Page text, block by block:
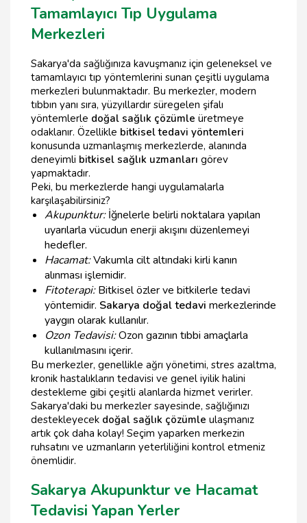
Tamamlayıcı Tıp Uygulama
Merkezleri
Sakarya'da sağlığınıza kavuşmanız için geleneksel ve
tamamlayıcı tıp yöntemlerini sunan çeşitli uygulama
merkezleri bulunmaktadır. Bu merkezler, modern
tıbbın yanı sıra, yüzyıllardır süregelen şifalı
yöntemlerle doğal sağlık çözümle üretmeye
odaklanır. Özellikle bitkisel tedavi yöntemleri
konusunda uzmanlaşmış merkezlerde, alanında
deneyimli bitkisel sağlık uzmanları görev
yapmaktadır.
Peki, bu merkezlerde hangi uygulamalarla
karşılaşabilirsiniz?
Akupunktur:İğnelerle belirli noktalara yapılan
uyarılarla vücudun enerji akışını düzenlemeyi
hedefler.
Hacamat:Vakumla cilt altındaki kirli kanın
alınması işlemidir.
Fitoterapi:Bitkisel özler ve bitkilerle tedavi
yöntemidir. Sakarya doğal tedavi merkezlerinde
yaygın olarak kullanılır.
Ozon Tedavisi:Ozon gazının tıbbi amaçlarla
kullanılmasını içerir.
Bu merkezler, genellikle ağrı yönetimi, stres azaltma,
kronik hastalıkların tedavisi ve genel iyilik halini
destekleme gibi çeşitli alanlarda hizmet verirler.
Sakarya'daki bu merkezler sayesinde, sağlığınızı
destekleyecek doğal sağlık çözümle ulaşmanız
artık çok daha kolay! Seçim yaparken merkezin
ruhsatını ve uzmanların yeterliliğini kontrol etmeniz
önemlidir.
Sakarya Akupunktur ve Hacamat
Tedavisi Yapan Yerler